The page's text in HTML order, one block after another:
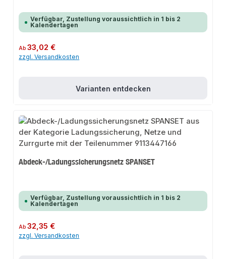
Verfügbar, Zustellung voraussichtlich in 1 bis 2
Kalendertagen
Regulärer Preis:
Ab33,02 €
zzgl. Versandkosten
Varianten entdecken
Abdeck-/Ladungssicherungsnetz SPANSET
Verfügbar, Zustellung voraussichtlich in 1 bis 2
Kalendertagen
Regulärer Preis:
Ab32,35 €
zzgl. Versandkosten